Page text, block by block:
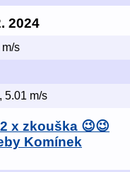
2024
m/s
5.01 m/s
x zkouška 😉😉
Komínek